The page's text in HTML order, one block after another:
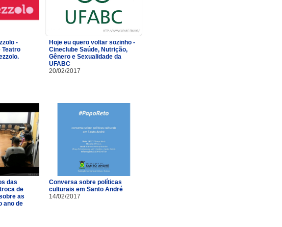
-
Teatro
Hoje eu quero voltar sozinho -
Cineclube Saúde, Nutrição,
Gênero e Sexualidade da
UFABC
20/02/2017
das
de
as
ano de
Conversa sobre políticas
culturais em Santo André
14/02/2017